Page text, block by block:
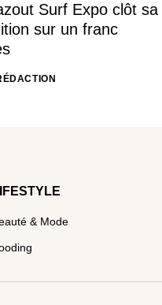
Surf Expo clôt sa
sur un franc
& Mode